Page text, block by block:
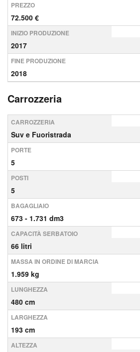
PREZZO
72.500 €
INIZIO PRODUZIONE
2017
FINE PRODUZIONE
2018
Carrozzeria
CARROZZERIA
Suv e Fuoristrada
PORTE
5
POSTI
5
BAGAGLIAIO
673 - 1.731 dm3
CAPACITÀ SERBATOIO
66 litri
MASSA IN ORDINE DI MARCIA
1.959 kg
LUNGHEZZA
480 cm
LARGHEZZA
193 cm
ALTEZZA